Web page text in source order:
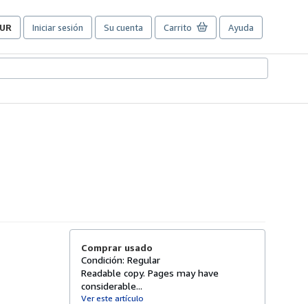
Iniciar sesión Su cuenta Carrito Ayuda
Comprar usado
Condición: Regular
Readable copy. Pages may have
considerable...
Ver este artículo